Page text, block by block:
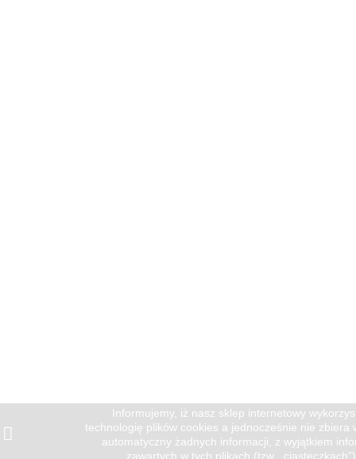
Informujemy, iż nasz sklep internetowy
technologię plików cookies a jednocześnie nie zbiera
automatyczny żadnych informacji, z wyjątkiem
zawartych w tych plikach (tzw.